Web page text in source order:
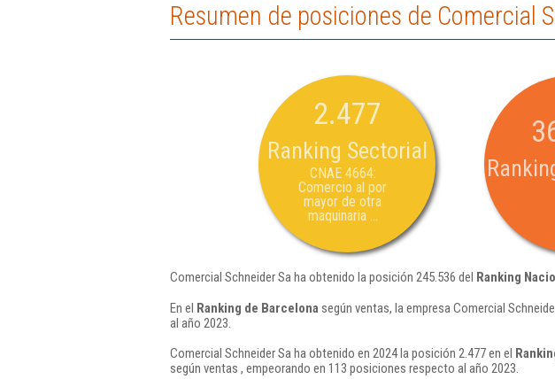
Resumen de posiciones de Comercial
2.477
Ranking Sectorial
CNAE 4664:
Comercio al por
mayor de otra
maquinaria ...
Comercial Schneider Sa ha obtenido la posición 245.536 del Ranking
En el Ranking de Barcelona según ventas, la empresa Comercial
al año 2023.
Comercial Schneider Sa ha obtenido en 2024 la posición 2.477 en el
según ventas , empeorando en 113 posiciones respecto al año 2023.